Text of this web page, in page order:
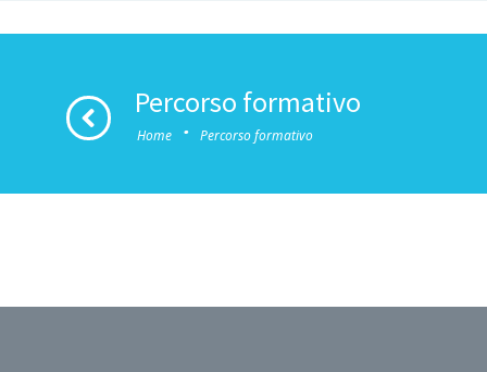
Percorso formativo
Home · Percorso formativo